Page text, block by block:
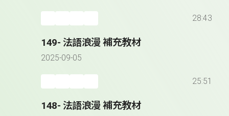
28:43
149- 法語浪漫 補充教材
2025-09-05
25:51
148- 法語浪漫 補充教材